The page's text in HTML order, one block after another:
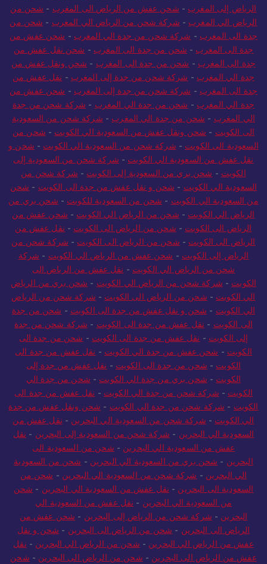
الرياض إلى المغرب - شحن عفش من الرياض الى المغرب - شحن من
الرياض الي المغرب - شركة شحن من الرياض الي المغرب - شحن من
جدة الى المغرب - شركة شحن من جدة الي المغرب - شحن عفش من
جدة الى المغرب - شحن من جدة الى المغرب - شحن نقل عفش من
جدة الى المغرب - شحن من جدة الى المغرب - شحن ونقل عفش من
جدة الي المغرب - شركة شحن من جدة إلى المغرب - نقل عفش من
جدة الى المغرب - شركة شحن من جدة إلى المغرب - شحن عفش من
جدة الي المغرب - شحن من جدة الي المغرب - شركة شحن من جدة
الي المغرب - شحن من جدة الي المغرب - شركة شحن من السعودية
الى الكويت - شحن ونقل عفش من السعودية الي الكويت - شحن من
السعودية الى الكويت - شركة شحن من السعودية الي الكويت - شحن و
نقل عفش من السعودية الي الكويت - شركة شحن من السعودية إلى
الكويت - شحن بري من السعودية إلى الكويت - شركة شحن من
السعودية الي الكويت - شحن و نقل عفش من جدة الى الكويت - شحن
من السعودية الي الكويت - شحن من السعودية للكويت - شحن بري من
الرياض الي الكويت - شحن من الرياض الي الكويت - شحن عفش من
الرياض الى الكويت - شحن من الرياض الى الكويت - نقل عفش من
الرياض الى الكويت - شحن من الرياض الى الكويت - شركة شحن من
الرياض إلى الكويت - شحن عفش من الرياض الي الكويت - شركة
شحن من الرياض الي الكويت - نقل عفش من الرياض الى
الكويت - شركة شحن من الرياض الي الكويت - شحن بري من الرياض
الي الكويت - شحن من الرياض الى الكويت - شركة شحن من الرياض
الي الكويت - شحن و نقل عفش من جدة الى الكويت - شحن من جدة
الى الكويت - نقل عفش من جدة الى الكويت - شركة شحن من جدة
إلى الكويت - نقل عفش من جدة الى الكويت - شحن من جدة الى
الكويت - شحن عفش من جدة الي الكويت - نقل عفش من جدة الى
الكويت - شحن من جدة الى الكويت - نقل عفش من جدة إلى
الكويت - شحن بري من جدة الي الكويت - شحن من جدة الي
الكويت - شركة شحن من جدة الي الكويت - نقل عفش من جدة الى
الكويت - شركة شحن من جدة الي الكويت - شحن ونقل عفش من جدة
الي الكويت - شركة شحن من السعودية الي البحرين - نقل عفش من
السعودية الي البحرين - شركة شحن من السعودية إلى البحرين - نقل
عفش من السعودية الي البحرين - شحن من السعودية الى
البحرين - شحن بري من السعودية الي البحرين - شحن من السعودية
الي البحرين - شركة شحن من السعودية الي البحرين - شحن من
السعودية الى البحرين - نقل عفش من السعودية الي البحرين - شحن
من السعودية الي البحرين - نقل عفش من السعودية الي
البحرين - شركة شحن من الرياض إلى البحرين - شحن عفش من
الرياض الى البحرين - شحن من الرياض الى البحرين - شحن و نقل
عفش من الرياض الي البحرين - شحن من الرياض الي البحرين - نقل
عفش من الرياض الى البحرين - شحن من الرياض الى البحرين - شحن